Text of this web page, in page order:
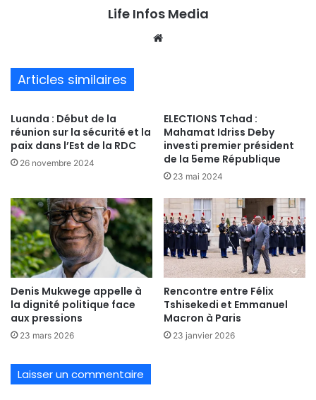
Life Infos Media
Articles similaires
Luanda : Début de la
réunion sur la sécurité et la
paix dans l’Est de la RDC
26 novembre 2024
ELECTIONS Tchad :
Mahamat Idriss Deby
investi premier président
de la 5eme République
23 mai 2024
Denis Mukwege appelle à
la dignité politique face
aux pressions
23 mars 2026
Rencontre entre Félix
Tshisekedi et Emmanuel
Macron à Paris
23 janvier 2026
Laisser un commentaire